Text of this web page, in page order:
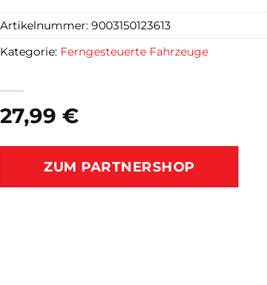
27,99 €
ZUM PARTNERSHOP
Artikelnummer: 9003150123613
Kategorie: Ferngesteuerte Fahrzeuge